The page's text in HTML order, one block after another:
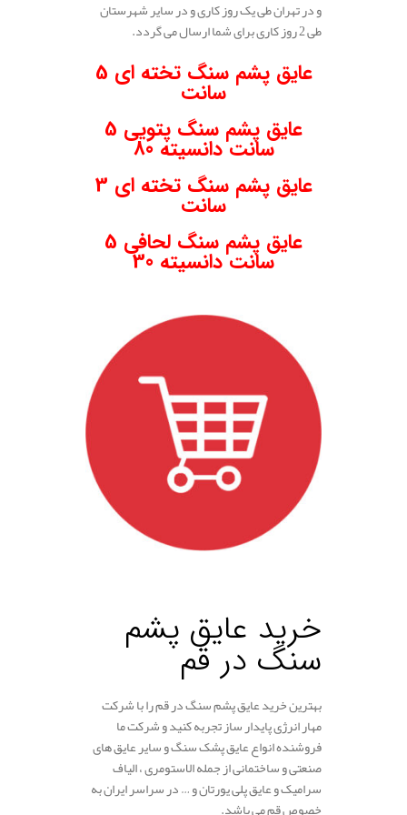
و در تهران طی یک روز کاری و در سایر شهرستان
طی 2 روز کاری برای شما ارسال می گردد.
عایق پشم سنگ تخته ای 5
سانت
عایق پشم سنگ پتویی 5
سانت دانسیته 80
عایق پشم سنگ تخته ای 3
سانت
عایق پشم سنگ لحافی 5
سانت دانسیته 30
خرید عایق پشم
سنگ در قم
بهترین خرید عایق پشم سنگ در قم را با شرکت
مهار انرژی پایدار ساز تجربه کنید و شرکت ما
فروشنده انواع عایق پشک سنگ و سایر عایق های
صنعتی و ساختمانی از جمله الاستومری ، الیاف
سرامیک و عایق پلی یورتان و … در سراسر ایران به
خصوص قم می باشد.